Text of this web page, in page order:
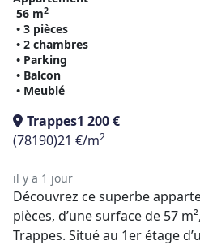
56 m2
• 3 pièces
• 2 chambres
• Parking
• Balcon
• Meublé
Trappes1 200 €
(78190)21 €/m2
il y a 1 jour
Découvrez ce superbe
pièces, d’une surface de 57
Trappes. Situé au 1er étage